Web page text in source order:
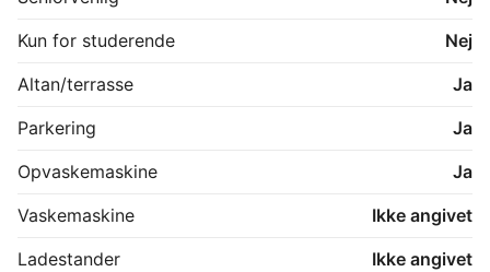
Kun for studerende
Nej
Altan/terrasse
Ja
Parkering
Ja
Opvaskemaskine
Ja
Vaskemaskine
Ikke angivet
Ladestander
Ikke angivet